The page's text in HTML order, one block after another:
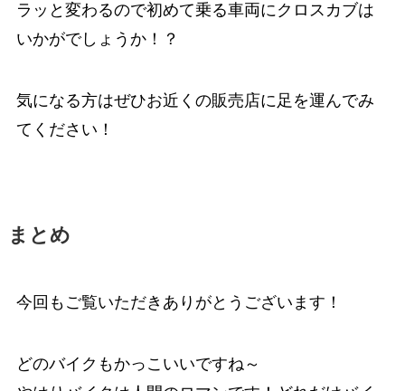
ラッと変わるので初めて乗る車両にクロスカブは
いかがでしょうか！？
気になる方はぜひお近くの販売店に足を運んでみ
てください！
まとめ
今回もご覧いただきありがとうございます！
どのバイクもかっこいいですね～